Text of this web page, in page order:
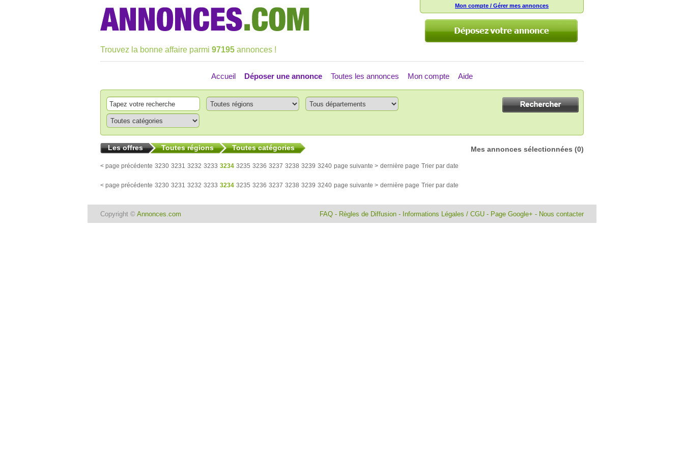
Mon compte / Gérer mes annonces
Trouvez la bonne affaire parmi 97195 annonces !
Accueil Déposer une annonce Toutes les annonces Mon compte Aide
Les offres Toutes régions Toutes catégories Mes annonces sélectionnées (0)
< page précédente 3230 3231 3232 3233 3234 3235 3236 3237 3238 3239 3240 page suivante > dernière page Trier par date
< page précédente 3230 3231 3232 3233 3234 3235 3236 3237 3238 3239 3240 page suivante > dernière page Trier par date
FAQ - Règles de Diffusion - Informations Légales / CGU - Page Google+ - Nous contacter
Copyright © Annonces.com